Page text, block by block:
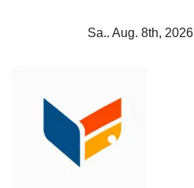
Sa.. Aug. 8th, 2026